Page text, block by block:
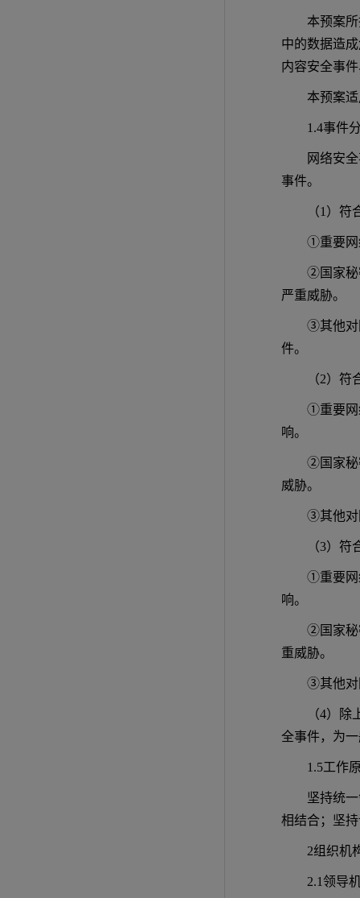
本预案
中的数据造
内容安全事
本预案
1.4事件
网络安
事件。
（1）
①重要网
②国家秘
严重威胁。
③其他对
件。
（2）
①重要网
响。
②国家秘
威胁。
③其他对
（3）
①重要网
响。
②国家秘
重威胁。
③其他对
（4）
全事件，为
1.5工作
坚持统
相结合；坚
2组织机
2.1领导